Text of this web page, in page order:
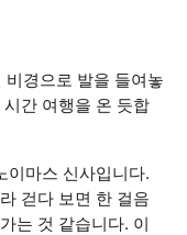
경으로 발을 들여놓
간 여행을 온 듯합
이마스 신사입니다.
걷다 보면 한 걸음
는 것 같습니다. 이